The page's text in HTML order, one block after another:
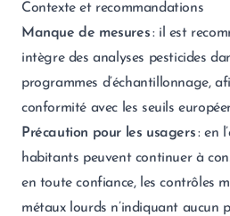
Contexte et recommandations
Manque de mesures: il est
intègre des analyses pesticides
programmes d’échantillonnage,
conformité avec les seuils
Précaution pour les usagers: en
habitants peuvent continuer à
en toute confiance, les contrôles
métaux lourds n’indiquant aucun